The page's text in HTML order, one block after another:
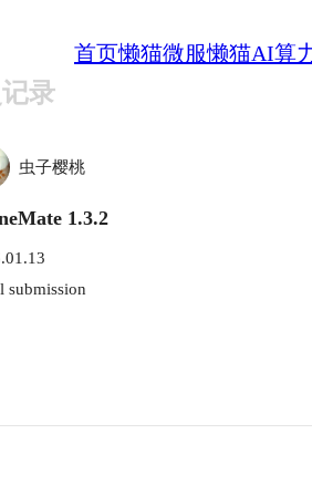
首页懒猫微服懒猫AI算
录
虫子樱桃
1.3.2
submission